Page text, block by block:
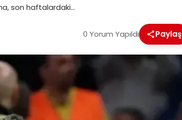
son haftalardaki…
0 Yorum Yapıldı Paylaş